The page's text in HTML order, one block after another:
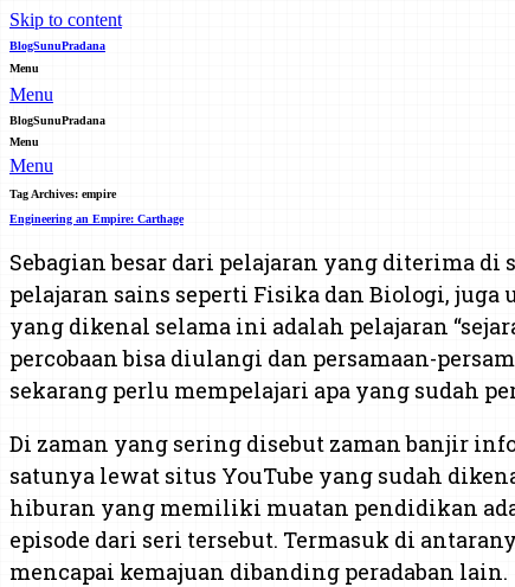
Skip to content
BlogSunuPradana
Menu
Menu
BlogSunuPradana
Menu
Menu
Tag Archives: empire
Engineering an Empire: Carthage
Sebagian besar dari pelajaran yang diterima
pelajaran sains seperti Fisika dan Biologi, juga
yang dikenal selama ini adalah pelajaran
percobaan bisa diulangi dan persamaan-
sekarang perlu mempelajari apa yang sudah
Di zaman yang sering disebut zaman banjir
satunya lewat situs YouTube yang sudah
hiburan yang memiliki muatan pendidikan
episode dari seri tersebut. Termasuk di
mencapai kemajuan dibanding peradaban lain.